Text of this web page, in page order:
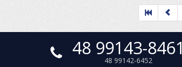
48 99143-8461
48 99142-6452